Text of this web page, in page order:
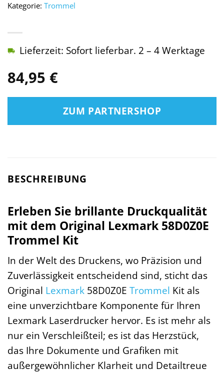
84,95 €
Lieferzeit: Sofort lieferbar. 2 – 4 Werktage
ZUM PARTNERSHOP
Kategorie: Trommel
BESCHREIBUNG
Erleben Sie brillante Druckqualität
mit dem Original Lexmark 58D0Z0E
Trommel Kit
In der Welt des Druckens, wo Präzision und
Zuverlässigkeit entscheidend sind, sticht das
Original Lexmark 58D0Z0E Trommel Kit als
eine unverzichtbare Komponente für Ihren
Lexmark Laserdrucker hervor. Es ist mehr als
nur ein Verschleißteil; es ist das Herzstück,
das Ihre Dokumente und Grafiken mit
außergewöhnlicher Klarheit und Detailtreue